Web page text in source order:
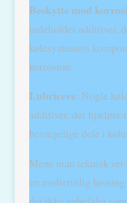
Beskytte mod
indeholder additiver,
kølesystemets
korrosion.
Lubricere: Nogle
additiver, der hjælper
bevægelige dele i
Mens man teknisk
en midlertidig